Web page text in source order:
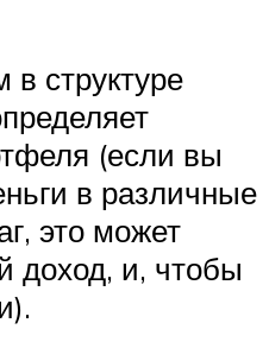
структуре
(если вы
в различные
это может
доход, и, чтобы